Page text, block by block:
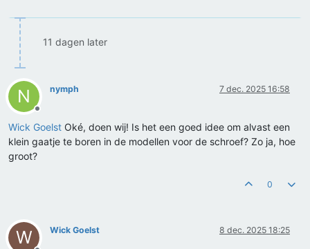
11 dagen later
N
Offline
nymph 7 dec. 2025 16:58
Wick Goelst Oké, doen wij! Is het een goed idee om alvast een
klein gaatje te boren in de modellen voor de schroef? Zo ja, hoe
groot?
0
W Wick Goelst 8 dec. 2025 18:25